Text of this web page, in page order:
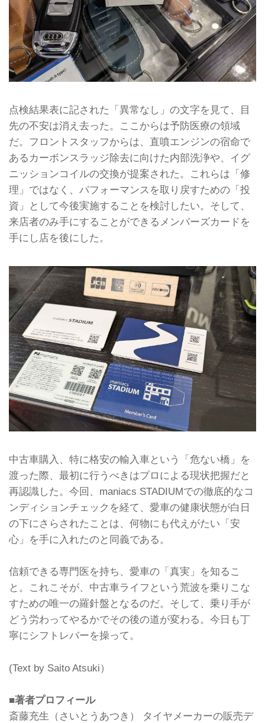
点検結果表に記された「異常なし」の文字を見て、目
先の不安は消え去った。ここからは予防医療の領域
だ。フロントスタッフからは、直噴エンジンの宿命で
あるカーボンスラッジ除去に向けた内部洗浄や、イグ
ニッションコイルの交換が提案された。これらは「修
理」ではなく、パフォーマンスを取り戻すための「投
資」として今後実施することを検討したい。そして、
来店者のみ手にすることができるメンバーズカードを
手にし店を後にした。
中古車購入、特に格安の輸入車という「危ない橋」を
渡った際、最初に行うべきはプロによる現状把握だと
再認識した。今回、maniacs STADIUMでの徹底的なコ
ンディションチェックを経て、愛車の健康状態が白日
の下にさらされたことは、何物にも代えがたい「安
心」を手に入れたのと同義である。
信頼できる専門医を持ち、愛車の「真実」を知るこ
と。これこそが、中古車ライフという荒波を乗りこな
すための唯一の羅針盤となるのだ。そして、乗り手が
どう労わってやるかでその後の道が変わる。今日も丁
寧にシフトレバーを操って。
(Text by Saito Atsuki）
■著者プロフィール
斎藤充生（さいとうあつき） タイヤメーカーの販売デ